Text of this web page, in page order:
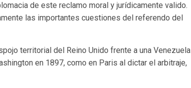
de este reclamo moral y jurídicamente valido.
las importantes cuestiones del referendo del
territorial del Reino Unido frente a una Venezuela
en 1897, como en Paris al dictar el arbitraje,